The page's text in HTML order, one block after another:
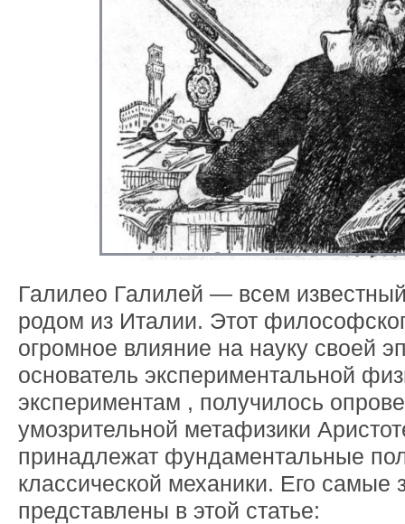
Галилео Галилей — всем
родом из Италии. Этот
огромное влияние на науку своей
основатель экспериментальной
экспериментам , получилось
умозрительной метафизики
принадлежат фундаментальные
классической механики. Его самые
представлены в этой статье: